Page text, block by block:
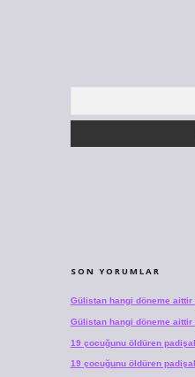
SON YORUMLAR
Gülistan hangi döneme aittir
Gülistan hangi döneme aittir
19 çocuğunu öldüren
19 çocuğunu öldüren